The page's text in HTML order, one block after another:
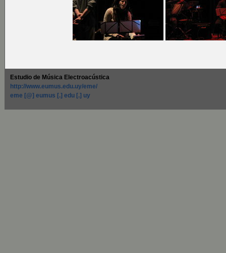
Estudio de Música Electroacústica
http://www.eumus.edu.uy/eme/
eme [@] eumus [.] edu [.] uy